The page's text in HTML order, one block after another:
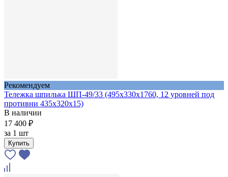
Рекомендуем
Тележка шпилька ШП-49/33 (495х330х1760, 12 уровней под
противни 435х320х15)
В наличии
17 400 ₽
за 1 шт
Купить